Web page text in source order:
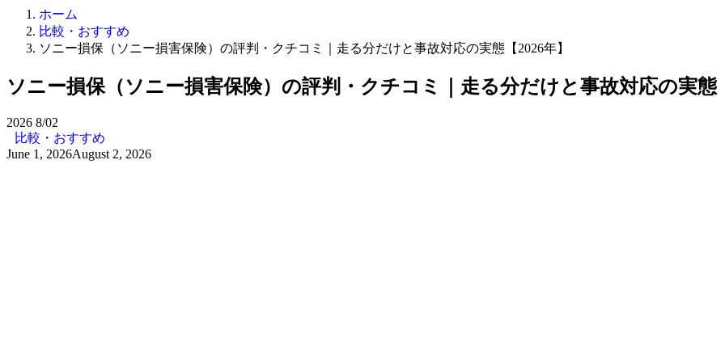
ホーム
比較・おすすめ
ソニー損保（ソニー損害保険）の評判・クチコミ｜走る分だけと事故対応の実態【2026年】
ソニー損保（ソニー損害保険）の評判・クチコミ｜走る分だけと事故対応の実態
2026 8/02
比較・おすすめ
June 1, 2026August 2, 2026